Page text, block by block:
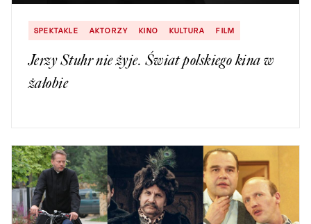
SPEKTAKLE AKTORZY KINO KULTURA FILM
Jerzy Stuhr nie żyje. Świat polskiego kina w
żałobie